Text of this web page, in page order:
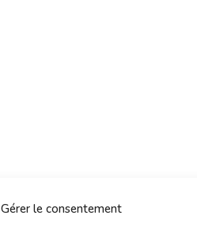
Gérer le consentement